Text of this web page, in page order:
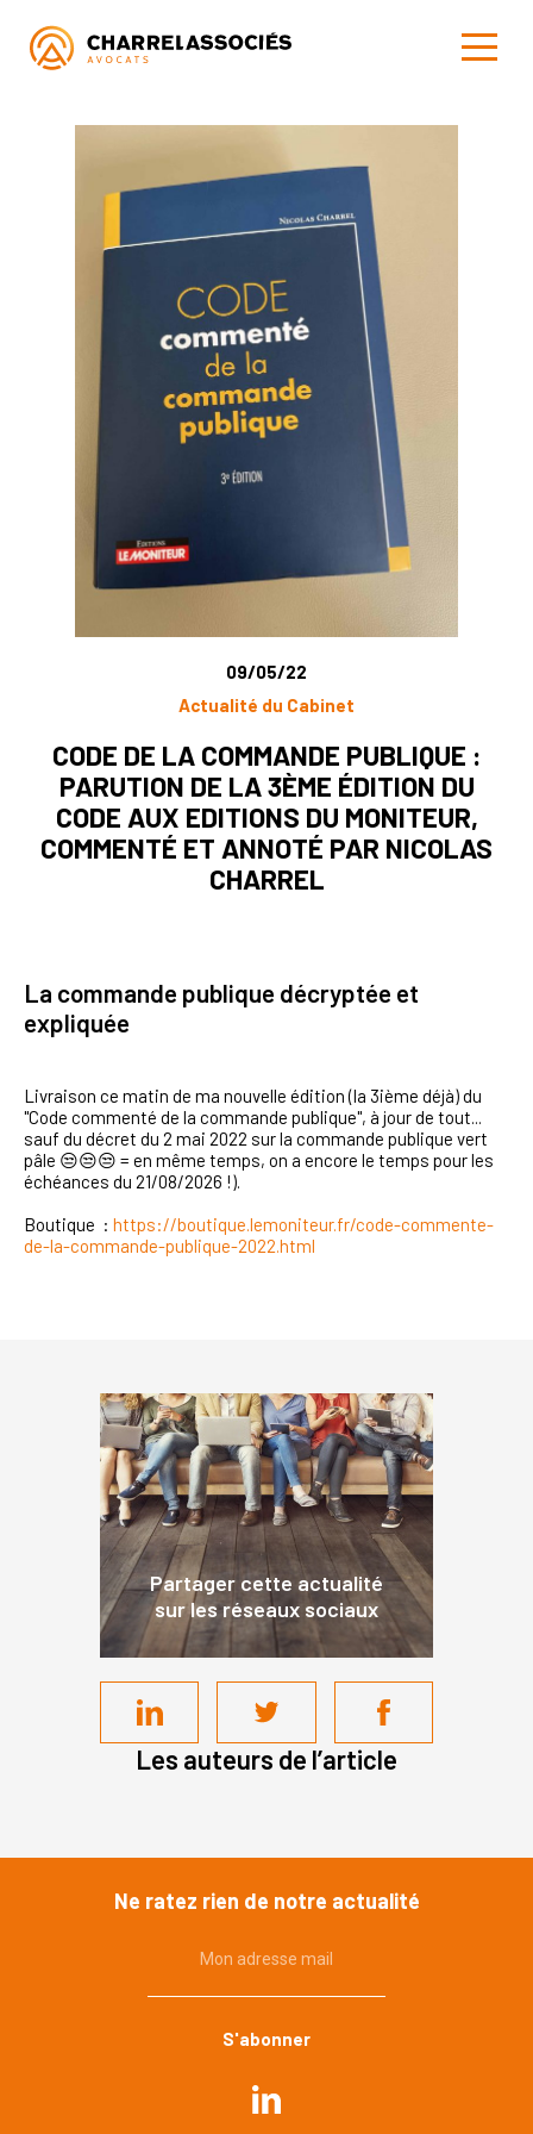
09/05/22
Actualité du Cabinet
CODE DE LA COMMANDE PUBLIQUE :
PARUTION DE LA 3ÈME ÉDITION DU
CODE AUX EDITIONS DU MONITEUR,
COMMENTÉ ET ANNOTÉ PAR NICOLAS
CHARREL
La commande publique décryptée et
expliquée
Livraison ce matin de ma nouvelle édition (la 3ième déjà) du
"Code commenté de la commande publique", à jour de tout...
sauf du décret du 2 mai 2022 sur la commande publique vert
pâle 😒😒😒 = en même temps, on a encore le temps pour les
échéances du 21/08/2026 !).
Boutique : https://boutique.lemoniteur.fr/code-commente-
de-la-commande-publique-2022.html
Partager cette actualité
sur les réseaux sociaux
Les auteurs de l’article
Ne ratez rien de notre actualité
Mon adresse mail
Commande publique
Urbanisme, environnement